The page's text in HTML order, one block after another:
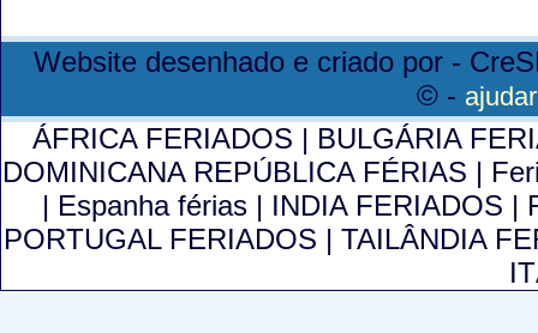
Website desenhado e criado por -
© -
ÁFRICA FERIADOS | BULGÁRIA
DOMINICANA REPÚBLICA FÉRIAS |
| Espanha férias | INDIA FERIADOS |
PORTUGAL FERIADOS | TAILÂNDIA